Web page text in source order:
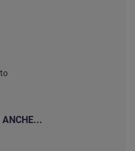
ANCHE...